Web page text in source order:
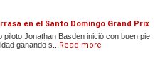
en el Santo Domingo Grand Prix
piloto Jonathan Basden inició con buen pie
ganando s...
Read more